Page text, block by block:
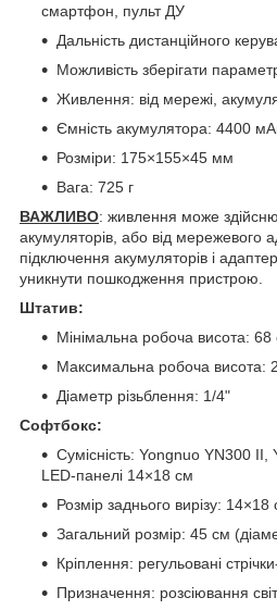
смартфон, пульт ДУ
Дальність дистанційного
Можливість зберігати
Живлення: від мережі,
Ємність акумулятора: 4400
Розміри: 175×155×45 мм
Вага: 725 г
ВАЖЛИВО: живлення може
акумуляторів, або від мережевого
підключення акумуляторів і
уникнути пошкодження пристрою.
Штатив:
Мінімальна робоча висота: 68
Максимальна робоча висота:
Діаметр різьблення: 1/4"
Софтбокс:
Сумісність: Yongnuo YN300 II,
LED-панелі 14×18 см
Розмір заднього вирізу: 14×18
Загальний розмір: 45 см
Кріплення: регульовані
Призначення: розсіювання